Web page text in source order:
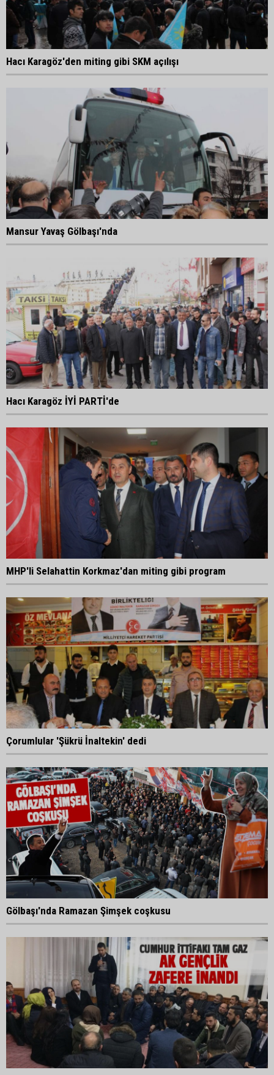
Hacı Karagöz'den miting gibi SKM açılışı
Mansur Yavaş Gölbaşı'nda
Hacı Karagöz İYİ PARTİ'de
MHP'li Selahattin Korkmaz'dan miting gibi program
Çorumlular 'Şükrü İnaltekin' dedi
Gölbaşı'nda Ramazan Şimşek coşkusu